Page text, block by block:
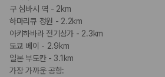
구 심바시 역 - 2km
하마리큐 정원 - 2.2km
아키하바라 전기상가 - 2.3km
도쿄 베이 - 2.9km
일본 부도칸 - 3.1km
가장 가까운 공항: